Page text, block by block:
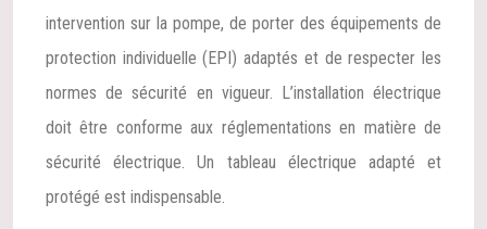
intervention sur la pompe, de porter des équipements de
protection individuelle (EPI) adaptés et de respecter les
normes de sécurité en vigueur. L’installation électrique
doit être conforme aux réglementations en matière de
sécurité électrique. Un tableau électrique adapté et
protégé est indispensable.